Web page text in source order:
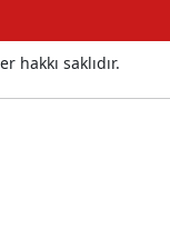
hakkı saklıdır.